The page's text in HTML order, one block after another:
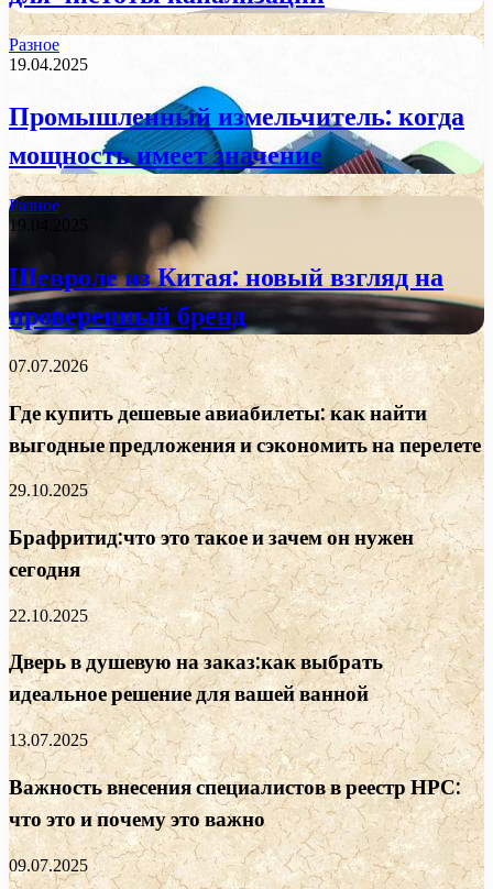
Разное
19.04.2025
Промышленный измельчитель: когда
мощность имеет значение
Разное
19.04.2025
Шевроле из Китая: новый взгляд на
проверенный бренд
07.07.2026
Где купить дешевые авиабилеты: как найти
выгодные предложения и сэкономить на перелете
29.10.2025
Брафритид:что это такое и зачем он нужен
сегодня
22.10.2025
Дверь в душевую на заказ:как выбрать
идеальное решение для вашей ванной
13.07.2025
Важность внесения специалистов в реестр НРС:
что это и почему это важно
09.07.2025